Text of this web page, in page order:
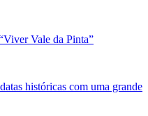
Vale da Pinta”
históricas com uma grande